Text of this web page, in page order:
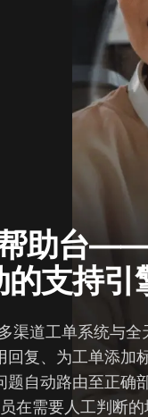
助台
的支持引
渠道工单系统与全
回复、为工单添加
题自动路由至正
在需要人工判断的